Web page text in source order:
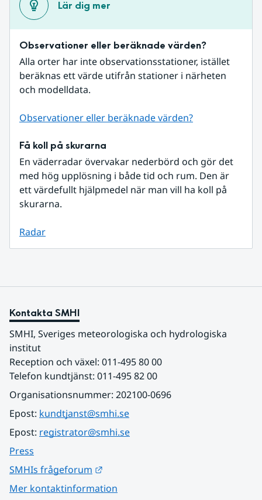
Lär dig mer
Observationer eller beräknade värden?
Alla orter har inte observationsstationer, istället
beräknas ett värde utifrån stationer i närheten
och modelldata.
Observationer eller beräknade värden?
Få koll på skurarna
En väderradar övervakar nederbörd och gör det
med hög upplösning i både tid och rum. Den är
ett värdefullt hjälpmedel när man vill ha koll på
skurarna.
Radar
Kontakta SMHI
SMHI, Sveriges meteorologiska och hydrologiska
institut
Reception och växel: 011-495 80 00
Telefon kundtjänst: 011-495 82 00
Organisationsnummer: 202100-0696
Epost: kundtjanst@smhi.se
Epost: registrator@smhi.se
Press
SMHIs frågeforum
Mer kontaktinformation